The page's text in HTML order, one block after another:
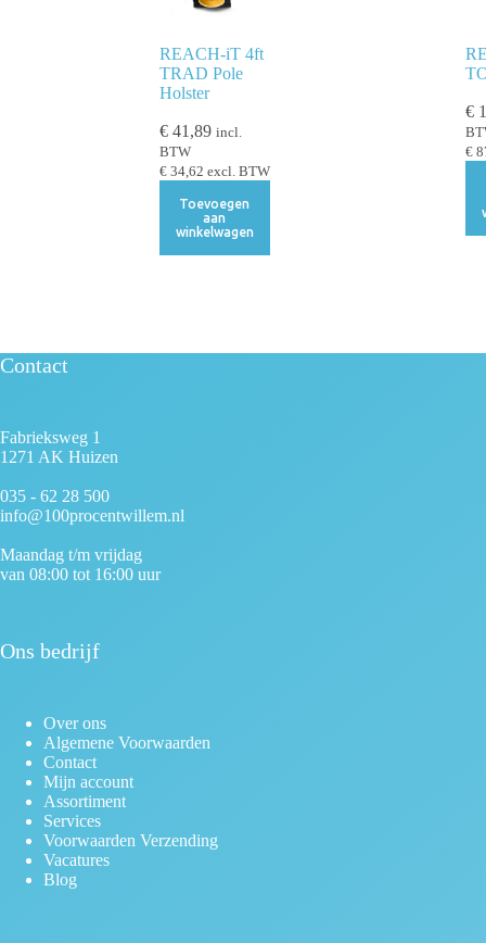
REACH-iT 4ft
TRAD Pole
Holster
€41,89 incl.
BTW
€34,62 excl. BTW
Toevoegen
aan
winkelwagen
€
€
Contact
Fabrieksweg 1
1271 AK Huizen
035 - 62 28 500
info@100procentwillem.nl
Maandag t/m vrijdag
van 08:00 tot 16:00 uur
Ons bedrijf
Over ons
Algemene Voorwaarden
Contact
Mijn account
Assortiment
Services
Voorwaarden Verzending
Vacatures
Blog